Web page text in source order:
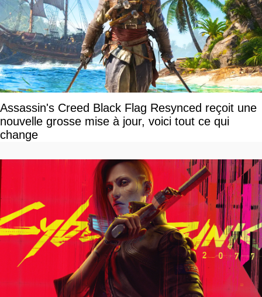
Assassin's Creed Black Flag Resynced reçoit une
nouvelle grosse mise à jour, voici tout ce qui
change